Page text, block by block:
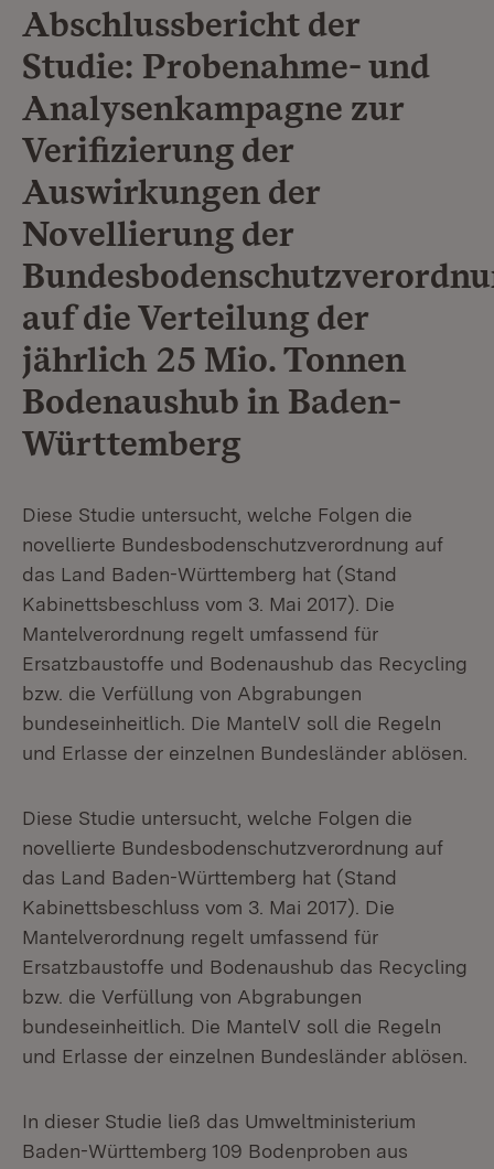
Abschlussbericht der
Studie: Probenahme- und
Analysenkampagne zur
Verifizierung der
Auswirkungen der
Novellierung der
auf die Verteilung der
jährlich 25 Mio. Tonnen
Bodenaushub in Baden-
Württemberg
Diese Studie untersucht, welche Folgen die
novellierte Bundesbodenschutzverordnung auf
das Land Baden-Württemberg hat (Stand
Kabinettsbeschluss vom 3. Mai 2017). Die
Mantelverordnung regelt umfassend für
Ersatzbaustoffe und Bodenaushub das Recycling
bzw. die Verfüllung von Abgrabungen
bundeseinheitlich. Die MantelV soll die Regeln
und Erlasse der einzelnen Bundesländer ablösen.
Diese Studie untersucht, welche Folgen die
novellierte Bundesbodenschutzverordnung auf
das Land Baden-Württemberg hat (Stand
Kabinettsbeschluss vom 3. Mai 2017). Die
Mantelverordnung regelt umfassend für
Ersatzbaustoffe und Bodenaushub das Recycling
bzw. die Verfüllung von Abgrabungen
bundeseinheitlich. Die MantelV soll die Regeln
und Erlasse der einzelnen Bundesländer ablösen.
In dieser Studie ließ das Umweltministerium
Baden-Württemberg 109 Bodenproben aus